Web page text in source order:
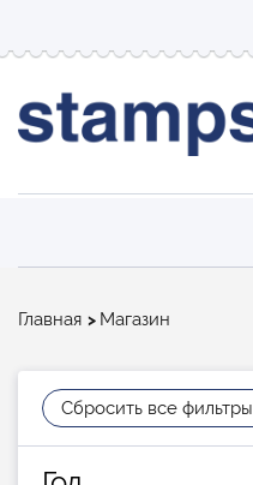
Строка
Главная Магазин
Сбросить все фильтры